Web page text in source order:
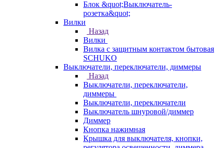
Блок &quot;Выключатель-
розетка&quot;
Вилки
Назад
Вилки
Вилка с защитным контактом бытовая
SCHUKO
Выключатели, переключатели, диммеры
Назад
Выключатели, переключатели,
диммеры
Выключатели, переключатели
Выключатель шнуровой/диммер
Диммер
Кнопка нажимная
Крышка для выключателя, кнопки,